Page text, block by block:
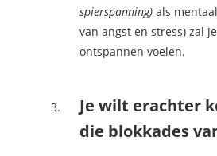
spierspanning) als
van angst en stress) zal
ontspannen voelen.
Je wilt erachter
die blokkades